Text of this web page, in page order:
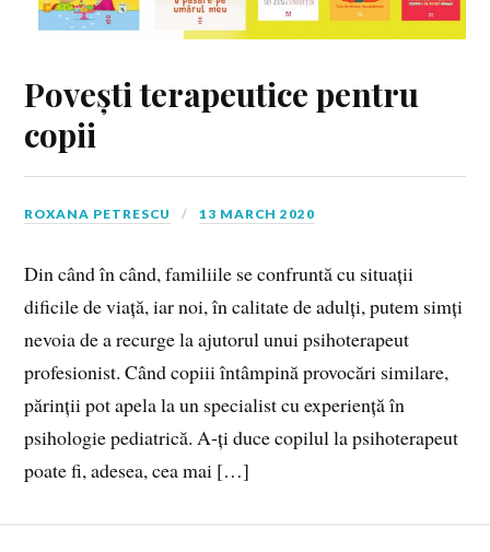
Povești terapeutice pentru
copii
ROXANA PETRESCU 13 MARCH 2020
Din când în când, familiile se confruntă cu situații
dificile de viață, iar noi, în calitate de adulți, putem simți
nevoia de a recurge la ajutorul unui psihoterapeut
profesionist. Când copiii întâmpină provocări similare,
părinții pot apela la un specialist cu experiență în
psiholo­gie pediatrică. A-ți duce copilul la psihoterapeut
poate fi, adesea, cea mai […]